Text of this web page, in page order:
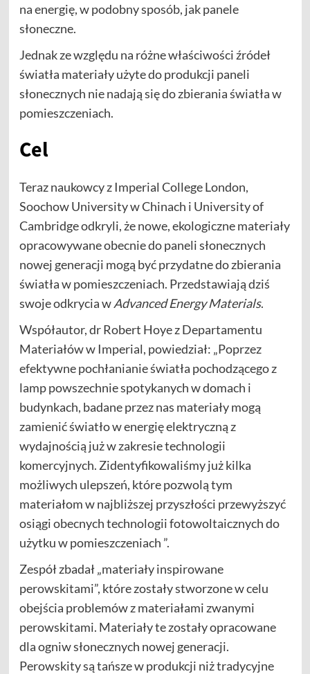
na energię, w podobny sposób, jak panele
słoneczne.
Jednak ze względu na różne właściwości źródeł
światła materiały użyte do produkcji paneli
słonecznych nie nadają się do zbierania światła w
pomieszczeniach.
Cel
Teraz naukowcy z Imperial College London,
Soochow University w Chinach i University of
Cambridge odkryli, że nowe, ekologiczne materiały
opracowywane obecnie do paneli słonecznych
nowej generacji mogą być przydatne do zbierania
światła w pomieszczeniach. Przedstawiają dziś
swoje odkrycia wAdvanced Energy Materials.
Współautor, dr Robert Hoye z Departamentu
Materiałów w Imperial, powiedział: „Poprzez
efektywne pochłanianie światła pochodzącego z
lamp powszechnie spotykanych w domach i
budynkach, badane przez nas materiały mogą
zamienić światło w energię elektryczną z
wydajnością już w zakresie technologii
komercyjnych. Zidentyfikowaliśmy już kilka
możliwych ulepszeń, które pozwolą tym
materiałom w najbliższej przyszłości przewyższyć
osiągi obecnych technologii fotowoltaicznych do
użytku w pomieszczeniach ”.
Zespół zbadał „materiały inspirowane
perowskitami”, które zostały stworzone w celu
obejścia problemów z materiałami zwanymi
perowskitami. Materiały te zostały opracowane
dla ogniw słonecznych nowej generacji.
Perowskity są tańsze w produkcji niż tradycyjne